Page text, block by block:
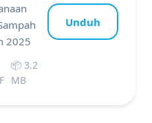
2025
📦 3.2
MB
Unduh